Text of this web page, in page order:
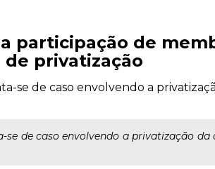
participação de
privatização
se de caso envolvendo a
se de caso envolvendo a privatização